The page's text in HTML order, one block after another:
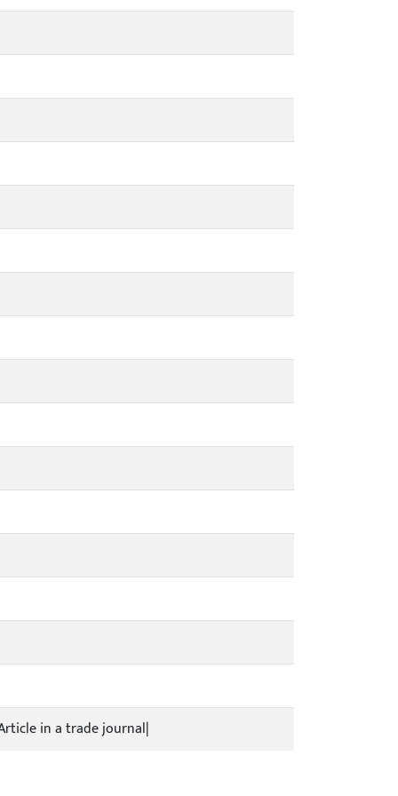
in a trade journal|